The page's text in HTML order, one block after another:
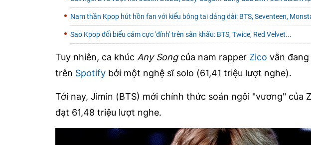
Nam thần Kpop hút hồn fan với kiểu bông tai dáng dài: BTS, Seventeen,
Sao Kpop đổi biểu cảm cực 'đỉnh' trên sân khấu: BTS, Twice, Red Velvet...
Tuy nhiên, ca khúc Any Songcủa nam rapper Zico vẫn
trên Spotify bởi một nghệ sĩ solo (61,41 triệu lượt nghe).
Tới nay, Jimin (BTS) mới chính thức soán ngôi "vương" của
đạt 61,48 triệu lượt nghe.